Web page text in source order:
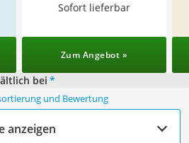
Sofort lieferbar
Zum Angebot »
bei *
und Bewertung
anzeigen